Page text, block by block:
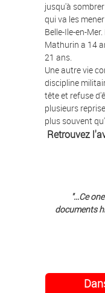
jusqu'à
qui va les
Belle-Ile-en-
Mathurin a 14
21 ans.
Une autre vie
discipline
tête et refuse
plusieurs
plus souvent
Retrouvez
"...Ce
documents